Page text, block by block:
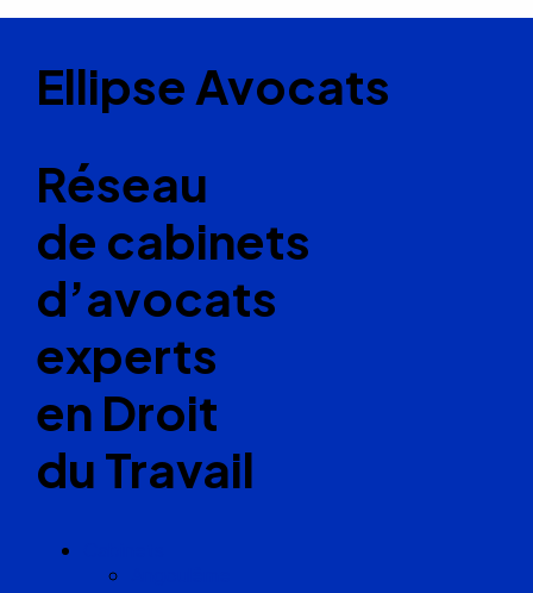
Ellipse Avocats
Réseau
de cabinets
d’avocats
experts
en Droit
du Travail